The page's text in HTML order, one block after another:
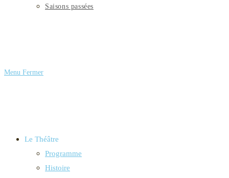
Saisons passées
Menu Fermer
Le Théâtre
Programme
Histoire